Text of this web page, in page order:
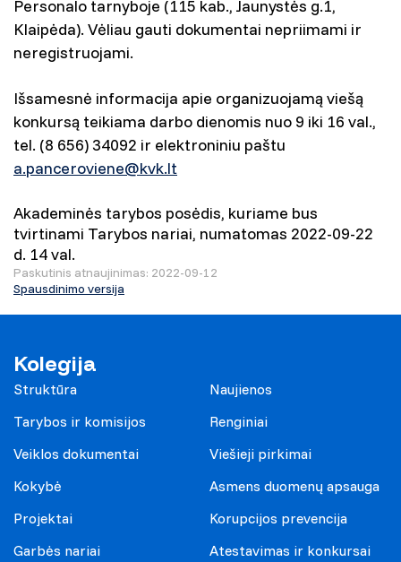
Personalo tarnyboje (115 kab., Jaunystės g.1,
Klaipėda). Vėliau gauti dokumentai nepriimami ir
neregistruojami.
Išsamesnė informacija apie organizuojamą viešą
konkursą teikiama darbo dienomis nuo 9 iki 16 val.,
tel. (8 656) 34092 ir elektroniniu paštu
a.panceroviene@kvk.lt
Akademinės tarybos posėdis, kuriame bus
tvirtinami Tarybos nariai, numatomas 2022-09-22
d. 14 val.
Paskutinis atnaujinimas: 2022-09-12
Spausdinimo versija
Kolegija
Struktūra
Tarybos ir komisijos
Veiklos dokumentai
Kokybė
Projektai
Garbės nariai
Naujienos
Renginiai
Viešieji pirkimai
Asmens duomenų apsauga
Korupcijos prevencija
Atestavimas ir konkursai